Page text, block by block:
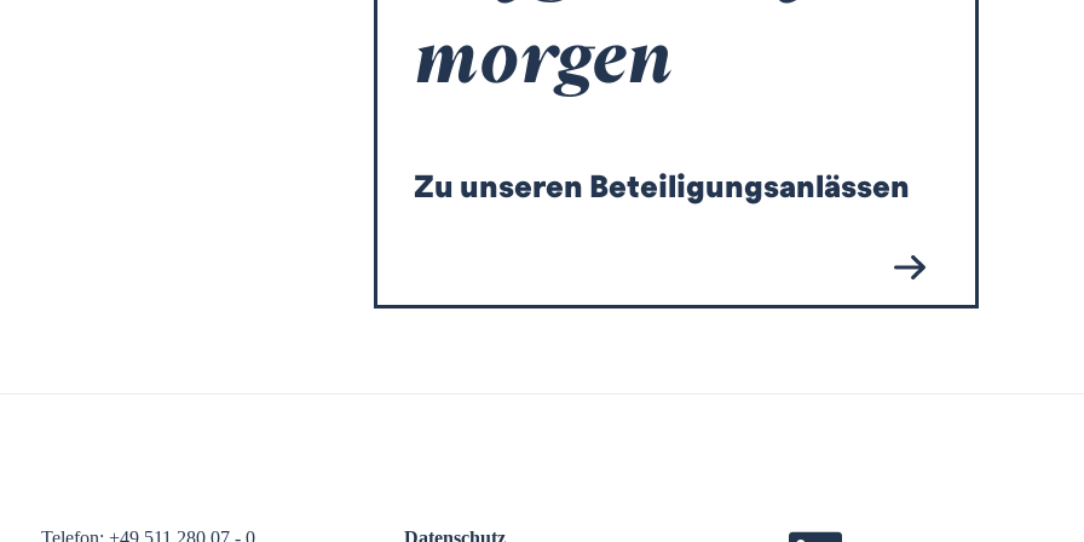
morgen
Zu unseren Beteiligungsanlässen
Telefon: +49 511 280 07 - 0 Datenschutz